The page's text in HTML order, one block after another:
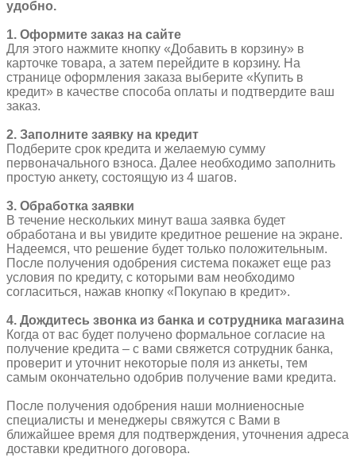
удобно.
1. Оформите заказ на сайте
Для этого нажмите кнопку «Добавить в корзину» в
карточке товара, а затем перейдите в корзину. На
странице оформления заказа выберите «Купить в
кредит» в качестве способа оплаты и подтвердите ваш
заказ.
2. Заполните заявку на кредит
Подберите срок кредита и желаемую сумму
первоначального взноса. Далее необходимо заполнить
простую анкету, состоящую из 4 шагов.
3. Обработка заявки
В течение нескольких минут ваша заявка будет
обработана и вы увидите кредитное решение на экране.
Надеемся, что решение будет только положительным.
После получения одобрения система покажет еще раз
условия по кредиту, с которыми вам необходимо
согласиться, нажав кнопку «Покупаю в кредит».
4. Дождитесь звонка из банка и сотрудника магазина
Когда от вас будет получено формальное согласие на
получение кредита – с вами свяжется сотрудник банка,
проверит и уточнит некоторые поля из анкеты, тем
самым окончательно одобрив получение вами кредита.
После получения одобрения наши молниеносные
специалисты и менеджеры свяжутся с Вами в
ближайшее время для подтверждения, уточнения адреса
доставки кредитного договора.